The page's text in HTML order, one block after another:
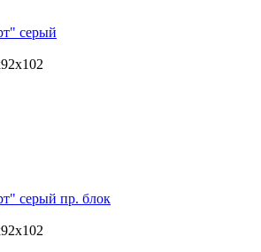
серый
серый пр. блок